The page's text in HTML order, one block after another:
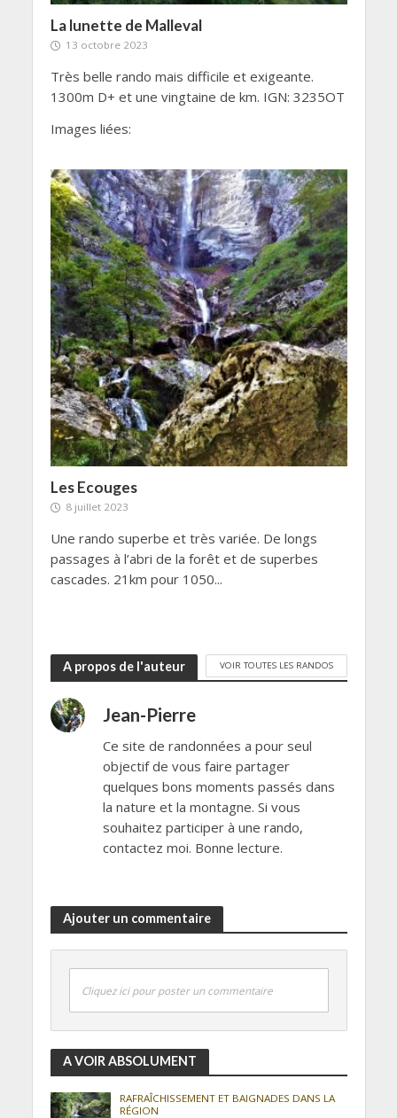
La lunette de Malleval
13 octobre 2023
Très belle rando mais difficile et exigeante.
1300m D+ et une vingtaine de km. IGN: 3235OT
Images liées:
Les Ecouges
8 juillet 2023
Une rando superbe et très variée. De longs
passages à l’abri de la forêt et de superbes
cascades. 21km pour 1050...
A propos de l'auteur VOIR TOUTES LES RANDOS
Jean-Pierre
Ce site de randonnées a pour seul
objectif de vous faire partager
quelques bons moments passés dans
la nature et la montagne. Si vous
souhaitez participer à une rando,
contactez moi. Bonne lecture.
Ajouter un commentaire
Cliquez ici pour poster un commentaire
A VOIR ABSOLUMENT
RAFRAÎCHISSEMENT ET BAIGNADES DANS LA
RÉGION